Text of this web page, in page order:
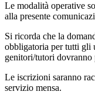
Le modalità operative
alla presente
Si ricorda che la
obbligatoria per tutti gli
genitori/tutori
Le iscrizioni saranno
servizio mensa.